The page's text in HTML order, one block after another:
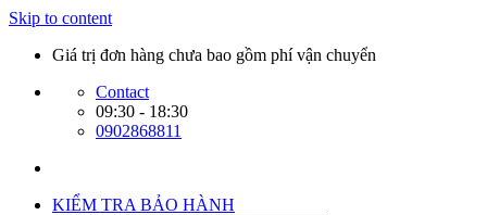
Skip to content
Giá trị đơn hàng chưa bao gồm phí vận chuyển
Contact
09:30 - 18:30
0902868811
KIỂM TRA BẢO HÀNH